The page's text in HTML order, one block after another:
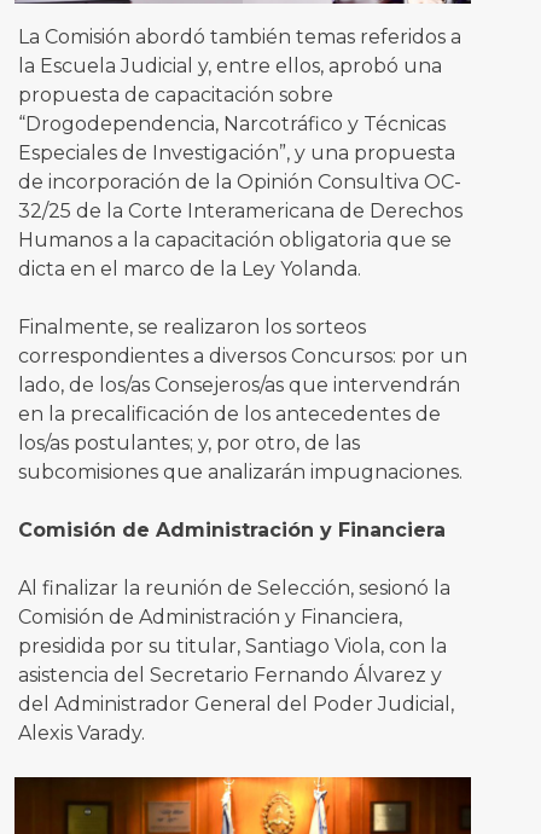
La Comisión abordó también temas referidos a
la Escuela Judicial y, entre ellos, aprobó una
propuesta de capacitación sobre
“Drogodependencia, Narcotráfico y Técnicas
Especiales de Investigación”, y una propuesta
de incorporación de la Opinión Consultiva OC-
32/25 de la Corte Interamericana de Derechos
Humanos a la capacitación obligatoria que se
dicta en el marco de la Ley Yolanda.
Finalmente, se realizaron los sorteos
correspondientes a diversos Concursos: por un
lado, de los/as Consejeros/as que intervendrán
en la precalificación de los antecedentes de
los/as postulantes; y, por otro, de las
subcomisiones que analizarán impugnaciones.
Comisión de Administración y Financiera
Al finalizar la reunión de Selección, sesionó la
Comisión de Administración y Financiera,
presidida por su titular, Santiago Viola, con la
asistencia del Secretario Fernando Álvarez y
del Administrador General del Poder Judicial,
Alexis Varady.